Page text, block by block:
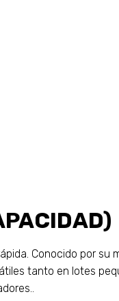
Conocido por su
tanto en lotes